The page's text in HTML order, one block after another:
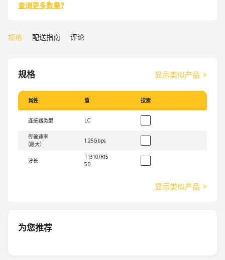
查询更多数量?
规格 配送指南 评论
规格 显示类似产品 >
属性 值 搜索
连接器类型 LC
传输速率
(最大）
1.25Gbps
波长
T1310/R15
50
显示类似产品 >
为您推荐